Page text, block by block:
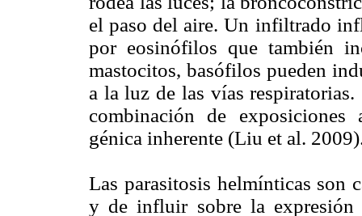
el paso del aire. Un infiltrado
por eosinófilos que también
mastocitos, basófilos pueden
a la luz de las vías
combinación de
génica inherente (Liu et al.
Las parasitosis helmínticas son
y de influir sobre la expresión